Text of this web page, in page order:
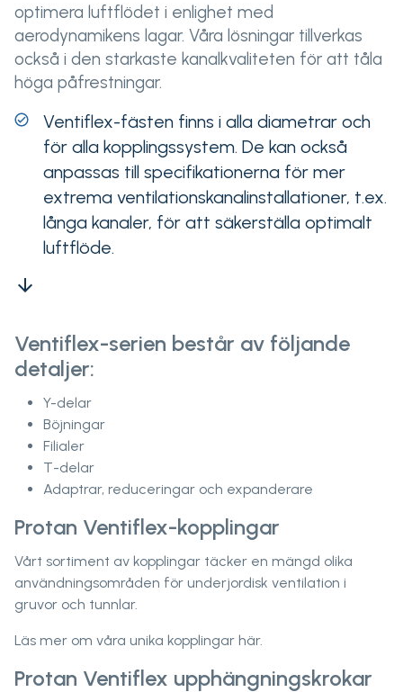
optimera luftflödet i enlighet med
aerodynamikens lagar. Våra lösningar tillverkas
också i den starkaste kanalkvaliteten för att tåla
höga påfrestningar.
Ventiflex-fästen finns i alla diametrar och
för alla kopplingssystem. De kan också
anpassas till specifikationerna för mer
extrema ventilationskanalinstallationer, t.ex.
långa kanaler, för att säkerställa optimalt
luftflöde.
arrow_downward
Ventiflex-serien består av följande
detaljer:
Y-delar
Böjningar
Filialer
T-delar
Adaptrar, reduceringar och expanderare
Protan Ventiflex-kopplingar
Vårt sortiment av kopplingar täcker en mängd olika
användningsområden för underjordisk ventilation i
gruvor och tunnlar.
Läs mer om våra unika kopplingar här.
Protan Ventiflex upphängningskrokar